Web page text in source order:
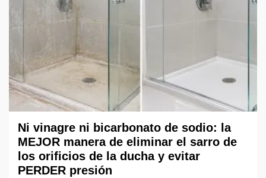
Ni vinagre ni bicarbonato de sodio: la
MEJOR manera de eliminar el sarro de
los orificios de la ducha y evitar
PERDER presión